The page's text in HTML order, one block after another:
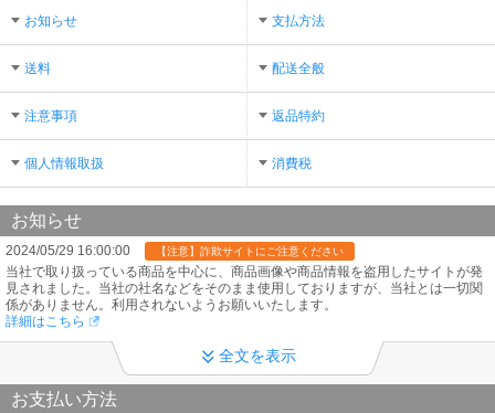
お知らせ 支払方法
送料 配送全般
注意事項 返品特約
個人情報取扱 消費税
お知らせ
2024/05/29 16:00:00 【注意】詐欺サイトにご注意ください
当社で取り扱っている商品を中心に、商品画像や商品情報を盗用したサイトが発
見されました。当社の社名などをそのまま使用しておりますが、当社とは一切関
係がありません。利用されないようお願いいたします。
詳細はこちら
2023/06/30 10:00:00
お問い合わせについて
お電話のお問合せ 平日10時～15時 電話は大変込み合いますので、メールやチ
ャットでのお問い合わせをお願いいたします。弊社からの通常のご案内はメール
にてお送りしております。
全文を表示
お支払い方法